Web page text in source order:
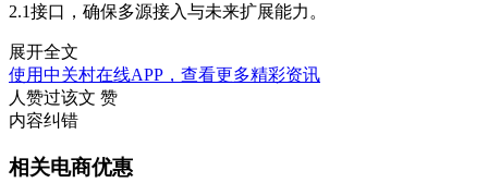
2.1接口，确保多源接入与未来扩展能力。
展开全文
使用中关村在线APP，查看更多精彩资讯
人赞过该文 赞
内容纠错
相关电商优惠